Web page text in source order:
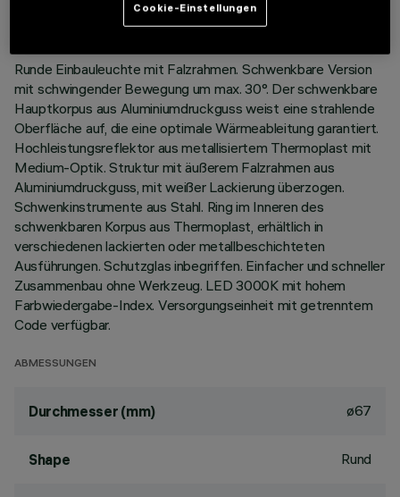
Runde Einbauleuchte mit Falzrahmen. Schwenkbare Version
mit schwingender Bewegung um max. 30°. Der schwenkbare
Hauptkorpus aus Aluminiumdruckguss weist eine strahlende
Oberfläche auf, die eine optimale Wärmeableitung garantiert.
Hochleistungsreflektor aus metallisiertem Thermoplast mit
Medium-Optik. Struktur mit äußerem Falzrahmen aus
Aluminiumdruckguss, mit weißer Lackierung überzogen.
Schwenkinstrumente aus Stahl. Ring im Inneren des
schwenkbaren Korpus aus Thermoplast, erhältlich in
verschiedenen lackierten oder metallbeschichteten
Ausführungen. Schutzglas inbegriffen. Einfacher und schneller
Zusammenbau ohne Werkzeug. LED 3000K mit hohem
Farbwiedergabe-Index. Versorgungseinheit mit getrenntem
Code verfügbar.
ABMESSUNGEN
Durchmesser (mm) ø67
Shape Rund
Cookie-Einstellungen